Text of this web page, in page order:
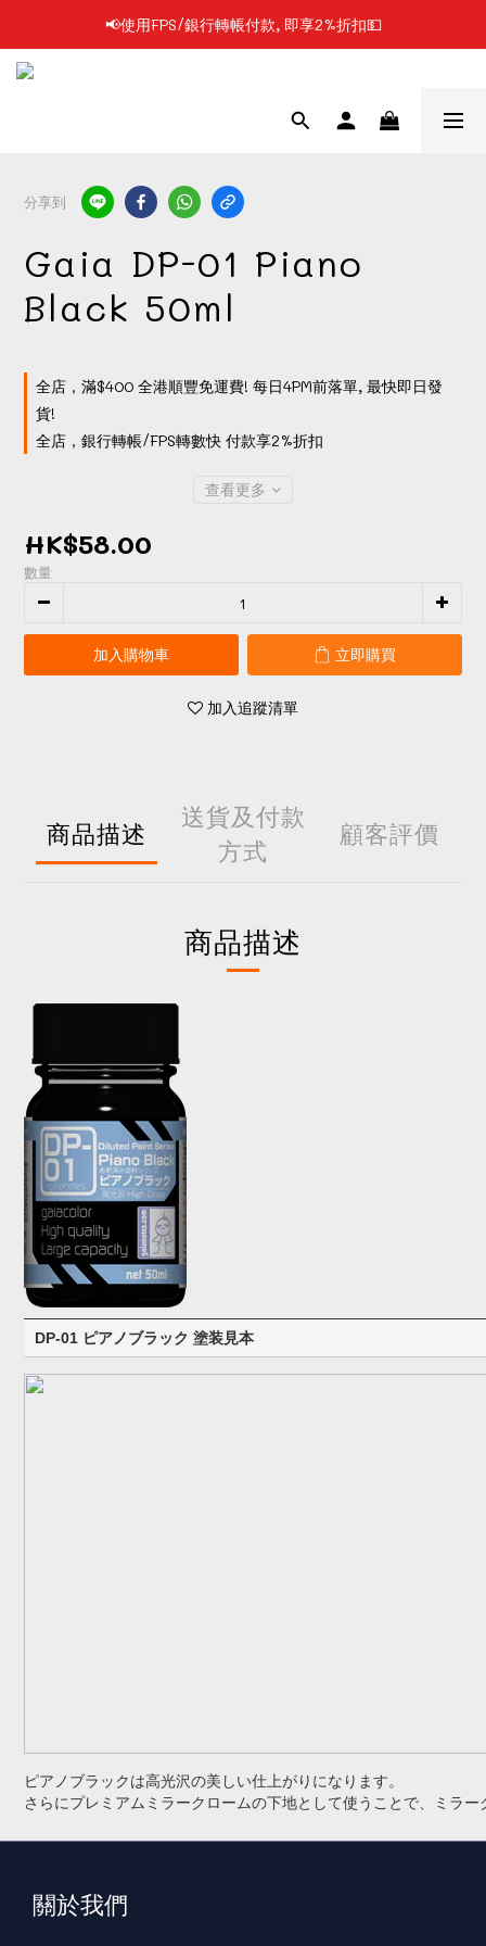
📢凡購物滿$199 順豐自提點免運費📦📦
📢使用FPS/銀行轉帳付款, 即享2%折扣💵
分享到
Gaia DP-01 Piano
Black 50ml
全店，滿$400 全港順豐免運費! 每日4PM前落單, 最快即日發
貨!
全店，銀行轉帳/FPS轉數快 付款享2%折扣
查看更多
HK$58.00
數量
加入購物車 立即購買
加入追蹤清單
商品描述
送貨及付款
方式
顧客評價
商品描述
DP-01 ピアノブラック 塗装見本
ピアノブラックは高光沢の美しい仕上がりになります。
さらにプレミアムミラークロームの下地として使うことで、ミラ
關於我們